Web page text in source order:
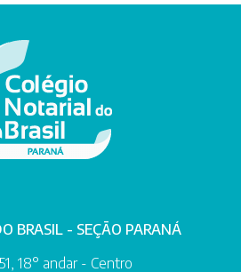
BRASIL - SEÇÃO PARANÁ
18° andar - Centro